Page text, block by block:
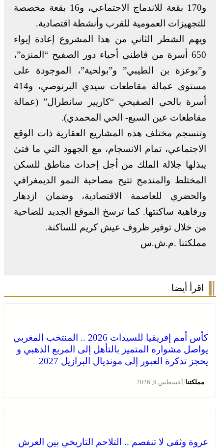
و170 بقعة للاندماج الاجتماعي، و16 بقعة مخصصة
للتجهيزات العمومية للقرب وأنشطة اقتصادية.
ويهم الشطر الثاني من هذا المشروع إعادة إيواء
650 أسرة من قاطني أحياء دور الصفيح “المنزه”،
و”بوعزة بن الطيبي” و”بولحية”، الموجودة على
مستوى عمالة مقاطعات سيدي البرنوصي، و414
أسرة بالحي الصفيحي “كاريير سانطرال” (عمالة
مقاطعات عين السبع- الحي المحمدي).
وتنسجم مختلف هذه المشاريع العقارية ذات الوقع
الاجتماعي، تمام الانسجام، مع الجهود التي ما فتئ
يبذلها جلالة الملك من أجل إحداث مناطق للسكن
المختلط والمندمج تتيح مصاحبة النمو الديمغرافي
والحضري للعاصمة الاقتصادية، وضمان ازدهار
ورفاهية ساكنتها. كما ترسخ الموقع الجديد للضاحية
من خلال توفير ظروف عيش كريم للساكنة.
مملكتنا .م.ش.س
اقرأ أيضا
كأس أمم إفريقيا للسيدات 2026 .. المنتخب المغربي
يواصل مشواره المتميز بالتأهل إلى المربع الذهبي و
يحجز تذكرة العبور إلى مونديال البرازيل 2027
مملكتنا/أغسطس 9, 2026
عروة وثقى لا تنفصم .. التلاحم التاريخي بين العرش